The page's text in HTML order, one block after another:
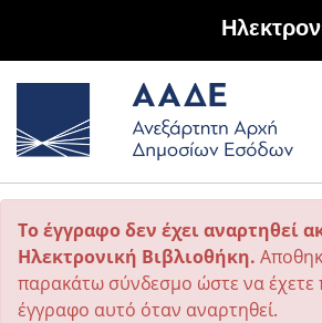
Το έγγραφο δεν έχει αναρτηθεί
Ηλεκτρονική Βιβλιοθήκη.
παρακάτω σύνδεσμο ώστε να
έγγραφο αυτό όταν αναρτηθεί.